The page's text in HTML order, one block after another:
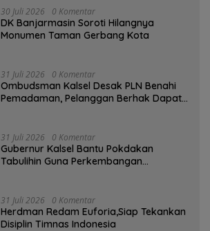
30 Juli 2026 0 Komentar
DK Banjarmasin Soroti Hilangnya
Monumen Taman Gerbang Kota
31 Juli 2026 0 Komentar
Ombudsman Kalsel Desak PLN Benahi
Pemadaman, Pelanggan Berhak Dapat
31 Juli 2026 0 Komentar
Gubernur Kalsel Bantu Pokdakan
Tabulihin Guna Perkembangan
31 Juli 2026 0 Komentar
Herdman Redam Euforia,Siap Tekankan
Disiplin Timnas Indonesia